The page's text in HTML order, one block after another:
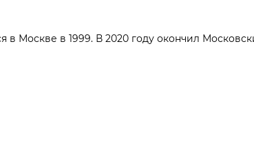
Москве в 1999. В 2020 году окончил